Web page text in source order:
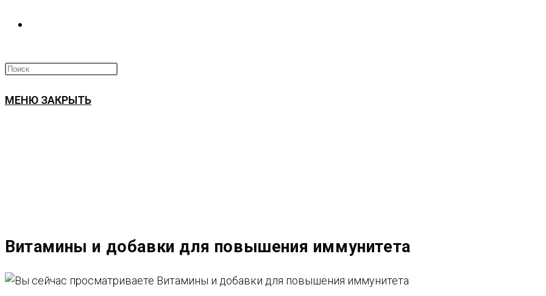
ПОИСК
МЕНЮ ЗАКРЫТЬ
Витамины и добавки для повышения иммунитета